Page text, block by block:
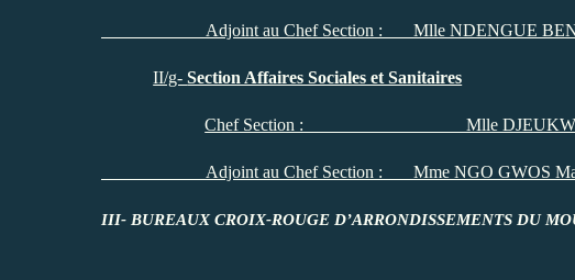
Adjoint au Chef Section : Mlle NDENGUE BENG
II/g-Section Affaires Sociales et Sanitaires
Chef Section : Mlle DJEUKWI
Adjoint au Chef Section : Mme NGO GWOS
III- BUREAUX CROIX-ROUGE D’ARRONDISSEMENTS DU